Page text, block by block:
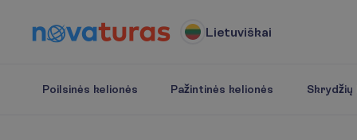
Lietuviškai
Poilsinės kelionės Pažintinės kelionės Skrydžių